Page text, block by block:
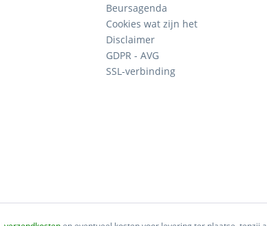
Beursagenda
Cookies wat zijn het
Disclaimer
GDPR - AVG
SSL-verbinding